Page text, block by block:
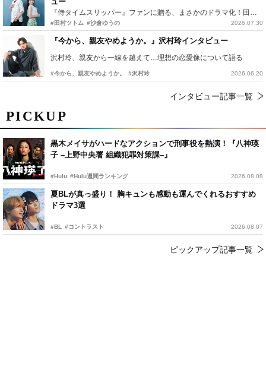
PICKUP
黒木メイサがハードなアクションで刑事役を熱演！『八神瑛
子 –上野中央署 組織犯罪対策課–』
#Hulu #Hulu週間ランキング 2026.08.08
夏BLが真っ盛り！ 胸キュンも感動も運んでくれるおすすめ
ドラマ3選
#BL #コントラスト 2026.08.07
ピックアップ記事一覧
『侍タイムスリッパー』ファンに贈る、まさかのドラマ化！田村ツトム×沙倉ゆうのが語る『心配無用ノ介』撮影秘話
#田村ツトム #沙倉ゆうの 2026.07.30
『今から、親友やめようか。』沢村玲インタビュー
沢村玲、親友から一線を越えて…理想の恋愛像について語る
#今から、親友やめようか。 #沢村玲 2026.06.20
インタビュー記事一覧